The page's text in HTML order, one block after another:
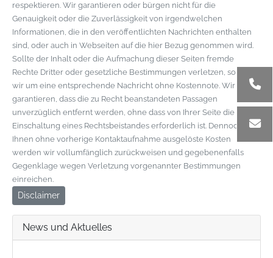
respektieren. Wir garantieren oder bürgen nicht für die
Genauigkeit oder die Zuverlässigkeit von irgendwelchen
Informationen, die in den veröffentlichten Nachrichten enthalten
sind, oder auch in Webseiten auf die hier Bezug genommen wird.
Sollte der Inhalt oder die Aufmachung dieser Seiten fremde
Rechte Dritter oder gesetzliche Bestimmungen verletzen, so bitten
wir um eine entsprechende Nachricht ohne Kostennote. Wir
garantieren, dass die zu Recht beanstandeten Passagen
unverzüglich entfernt werden, ohne dass von Ihrer Seite die
Einschaltung eines Rechtsbeistandes erforderlich ist. Dennoch von
Ihnen ohne vorherige Kontaktaufnahme ausgelöste Kosten
werden wir vollumfänglich zurückweisen und gegebenenfalls
Gegenklage wegen Verletzung vorgenannter Bestimmungen
einreichen.
Disclaimer
News und Aktuelles